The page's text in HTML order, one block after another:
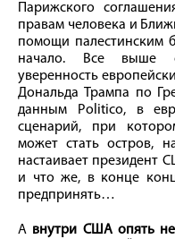
Парижского
правам человека и
помощи палестинским
начало. Все выше
уверенность
Дональда Трампа по
данным Politico, в
сценарий, при
может стать остров,
настаивает президент
и что же, в конце
предпринять…
А внутри США опять